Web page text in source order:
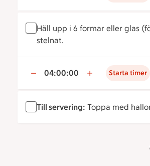
Häll upp i 6 formar eller glas
stelnat.
04:00:00 Starta timer
Till servering: Toppa med